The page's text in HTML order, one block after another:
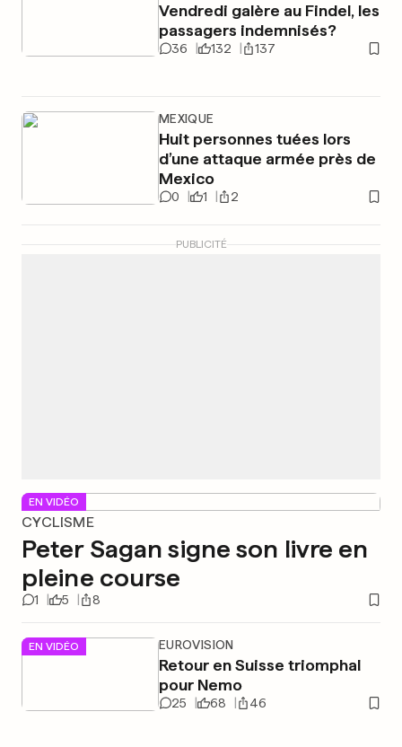
Vendredi galère au Findel, les
passagers indemnisés?
36 132 137
MEXIQUE
Huit personnes tuées lors
d’une attaque armée près de
Mexico
0 1 2
PUBLICITÉ
EN VIDÉO
CYCLISME
Peter Sagan signe son livre en
pleine course
1 5 8
EN VIDÉO EUROVISION
Retour en Suisse triomphal
pour Nemo
25 68 46